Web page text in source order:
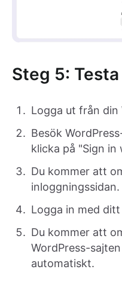
Steg 5:
Logga ut från din
Besök
klicka på "Sign
Du kommer att
inloggningssidan.
Logga in med
Du kommer att
WordPress-
automatiskt.